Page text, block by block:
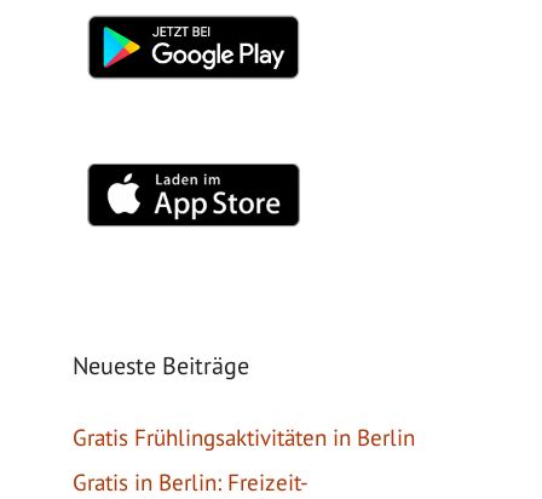
Neueste Beiträge
Gratis Frühlingsaktivitäten in Berlin
Gratis in Berlin: Freizeit-